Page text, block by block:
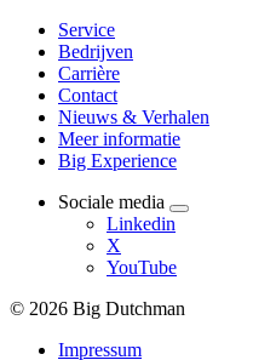
Service
Bedrijven
Carrière
Contact
Nieuws & Verhalen
Meer informatie
Big Experience
Sociale media
Linkedin
X
YouTube
© 2026 Big Dutchman
Impressum